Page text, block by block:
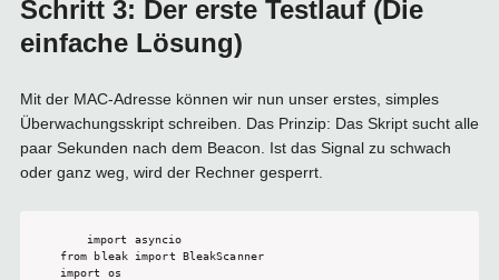
Schritt 3: Der erste Testlauf (Die
einfache Lösung)
Mit der MAC-Adresse können wir nun unser erstes, simples
Überwachungsskript schreiben. Das Prinzip: Das Skript sucht alle
paar Sekunden nach dem Beacon. Ist das Signal zu schwach
oder ganz weg, wird der Rechner gesperrt.
import asyncio
from bleak import BleakScanner
import os